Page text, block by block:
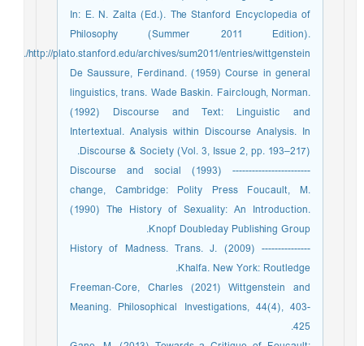
In: E. N. Zalta (Ed.). The Stanford Encyclopedia of
Philosophy (Summer 2011 Edition).
http://plato.stanford.edu/archives/sum2011/entries/wittgenstein/.
De Saussure, Ferdinand. (1959) Course in general
linguistics, trans. Wade Baskin. Fairclough, Norman.
(1992) Discourse and Text: Linguistic and
Intertextual. Analysis within Discourse Analysis. In
Discourse & Society (Vol. 3, Issue 2, pp. 193–217).
------------------------ (1993) Discourse and social
change, Cambridge: Polity Press Foucault, M.
(1990) The History of Sexuality: An Introduction.
Knopf Doubleday Publishing Group.
--------------- (2009) History of Madness. Trans. J.
Khalfa. New York: Routledge.
Freeman‐Core, Charles (2021) Wittgenstein and
Meaning. Philosophical Investigations, 44(4), 403-
425.